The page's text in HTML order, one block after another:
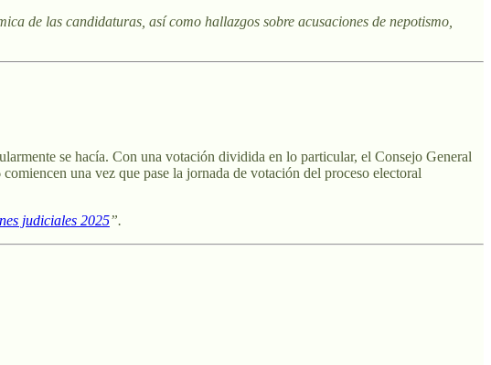
de las candidaturas, así como hallazgos sobre acusaciones de nepotismo,
se hacía. Con una votación dividida en lo particular, el Consejo General
una vez que pase la jornada de votación del proceso electoral
judiciales 2025”.